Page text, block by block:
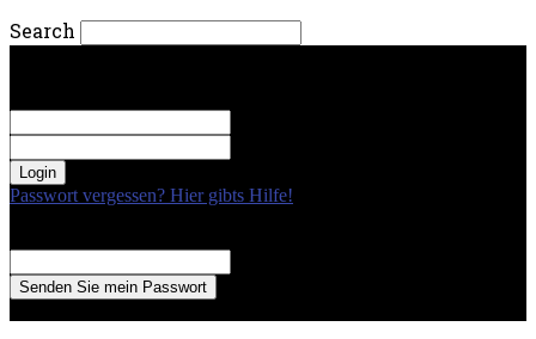
Search
Passwort vergessen? Hier gibts Hilfe!